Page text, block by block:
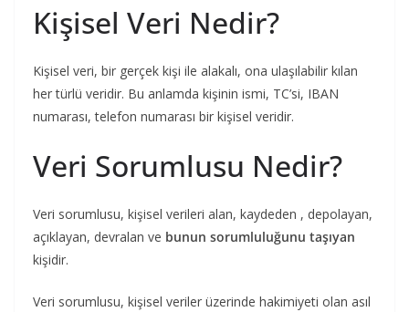
Kişisel Veri Nedir?
Kişisel veri, bir gerçek kişi ile alakalı, ona ulaşılabilir kılan
her türlü veridir. Bu anlamda kişinin ismi, TC’si, IBAN
numarası, telefon numarası bir kişisel veridir.
Veri Sorumlusu Nedir?
Veri sorumlusu, kişisel verileri alan, kaydeden , depolayan,
açıklayan, devralan ve bunun sorumluluğunu taşıyan
kişidir.
Veri sorumlusu, kişisel veriler üzerinde hakimiyeti olan asıl